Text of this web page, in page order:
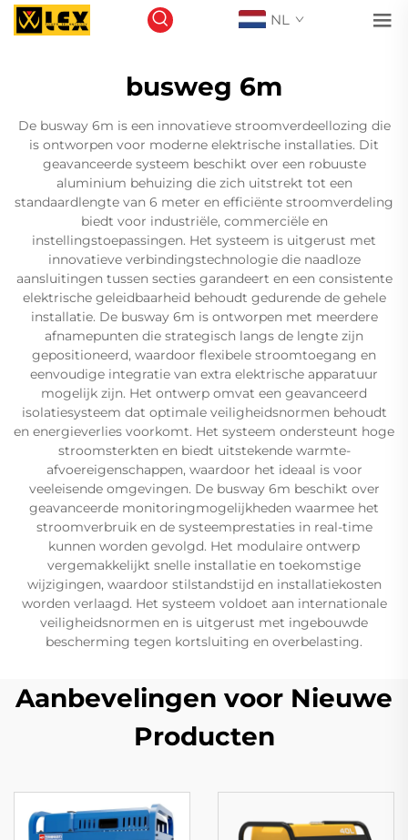
NL
busweg 6m
De busway 6m is een innovatieve stroomverdeellozing die
is ontworpen voor moderne elektrische installaties. Dit
geavanceerde systeem beschikt over een robuuste
aluminium behuizing die zich uitstrekt tot een
standaardlengte van 6 meter en efficiënte stroomverdeling
biedt voor industriële, commerciële en
instellingstoepassingen. Het systeem is uitgerust met
innovatieve verbindingstechnologie die naadloze
aansluitingen tussen secties garandeert en een consistente
elektrische geleidbaarheid behoudt gedurende de gehele
installatie. De busway 6m is ontworpen met meerdere
afnamepunten die strategisch langs de lengte zijn
gepositioneerd, waardoor flexibele stroomtoegang en
eenvoudige integratie van extra elektrische apparatuur
mogelijk zijn. Het ontwerp omvat een geavanceerd
isolatiesysteem dat optimale veiligheidsnormen behoudt
en energieverlies voorkomt. Het systeem ondersteunt hoge
stroomsterkten en biedt uitstekende warmte-
afvoereigenschappen, waardoor het ideaal is voor
veeleisende omgevingen. De busway 6m beschikt over
geavanceerde monitoringmogelijkheden waarmee het
stroomverbruik en de systeemprestaties in real-time
kunnen worden gevolgd. Het modulaire ontwerp
vergemakkelijkt snelle installatie en toekomstige
wijzigingen, waardoor stilstandstijd en installatiekosten
worden verlaagd. Het systeem voldoet aan internationale
veiligheidsnormen en is uitgerust met ingebouwde
bescherming tegen kortsluiting en overbelasting.
Aanbevelingen voor Nieuwe
Producten